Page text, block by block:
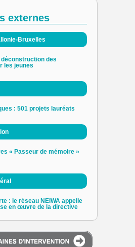
externes
Bruxelles
des
les jeunes
: 501 projets lauréats
« Passeur de mémoire »
: le réseau NEIWA appelle
en œuvre de la directive